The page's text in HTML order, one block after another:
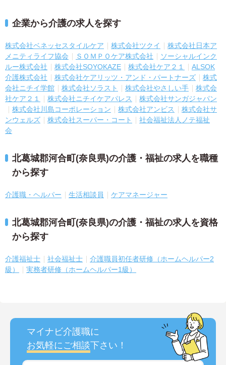
企業から介護の求人を探す
株式会社ベネッセスタイルケア 株式会社ツクイ
株式会社日本ア
メニティライフ協会
ＳＯＭＰＯケア株式会社
ソーシャルインク
ルー株式会社
株式会社SOYOKAZE 株式会社ケア２１
ALSOK
介護株式会社
株式会社ケアリッツ・アンド・パートナーズ
株式
会社ニチイ学館
株式会社ソラスト 株式会社やさしい手
株式会
社ケア２１
株式会社ニチイケアパレス
株式会社サンガジャパン
株式会社川島コーポレーション
株式会社アンビス
株式会社サ
ンウェルズ
株式会社スーパー・コート
社会福祉法人ノテ福祉
会
北葛城郡河合町(奈良県)の介護・福祉の求人を職種
から探す
介護職・ヘルパー 生活相談員 ケアマネージャー
北葛城郡河合町(奈良県)の介護・福祉の求人を資格
から探す
介護福祉士 社会福祉士
介護職員初任者研修（ホームヘルパー2
級）
実務者研修（ホームヘルパー1級）
マイナビ介護職に
お気軽にご相談下さい！